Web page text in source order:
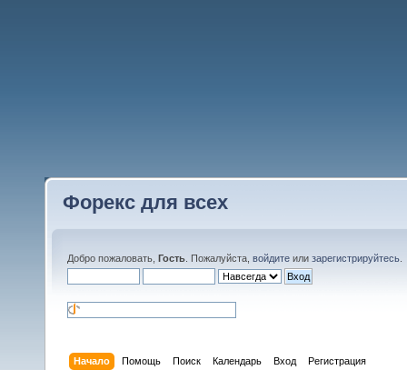
Форекс для всех
Добро пожаловать, Гость . Пожалуйста, войдите или зарегистрируйтесь
Начало Помощь Поиск Календарь Вход Регистрация